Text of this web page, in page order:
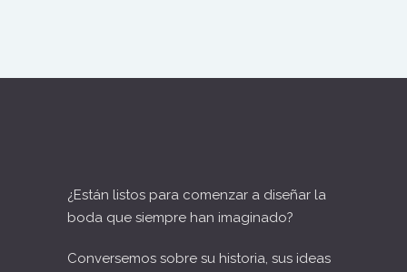
¿Están listos para comenzar a diseñar la
boda que siempre han imaginado?
Conversemos sobre su historia, sus ideas